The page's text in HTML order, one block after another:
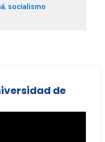
, socialismo
de